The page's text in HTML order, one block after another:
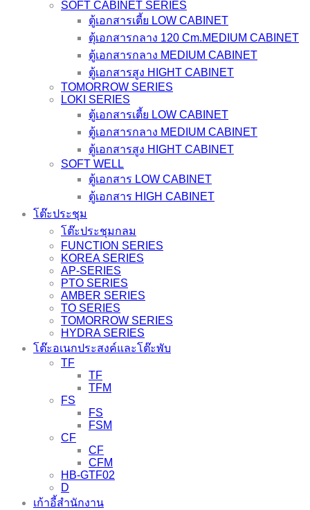
SOFT CABINET SERIES
ตู้เอกสารเตี้ย LOW CABINET
ตุ้เอกสารกลาง 120 Cm.MEDIUM CABINET
ตู้เอกสารกลาง MEDIUM CABINET
ตู้เอกสารสูง HIGHT CABINET
TOMORROW SERIES
LOKI SERIES
ตู้เอกสารเตี้ย LOW CABINET
ตู้เอกสารกลาง MEDIUM CABINET
ตู้เอกสารสูง HIGHT CABINET
SOFT WELL
ตู้เอกสาร LOW CABINET
ตู้เอกสาร HIGH CABINET
โต๊ะประชุม
โต๊ะประชุมกลม
FUNCTION SERIES
KOREA SERIES
AP-SERIES
PTO SERIES
AMBER SERIES
TO SERIES
TOMORROW SERIES
HYDRA SERIES
โต๊ะอเนกประสงค์และโต๊ะพับ
TF
TF
TFM
FS
FS
FSM
CF
CF
CFM
HB-GTF02
D
เก้าอี้สำนักงาน